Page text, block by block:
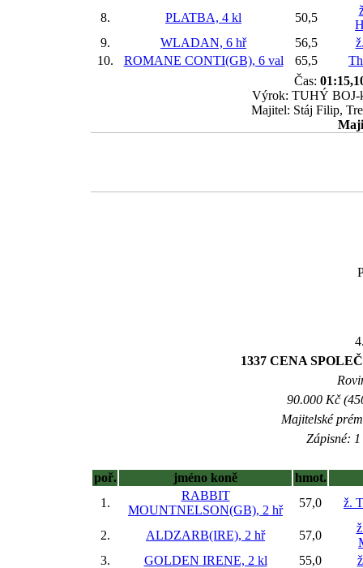
8.
PLATBA, 4 kl 50,5
9.
WLADAN, 6 hř 56,5
10.
ROMANE CONTI(GB), 6 val 65,5
Čas:
Výrok: TUHÝ BOJ-
Majitel: Stáj Filip,
1337 CENA
90.000 Kč
Majitelské
Zápisné:
poř. jméno koně
hmot.
1.
RABBIT
MOUNTNELSON(GB), 2 hř
57,0 ž.
2. ALDZARB(IRE), 2 hř 57,0
3.
GOLDEN IRENE, 2 kl 55,0